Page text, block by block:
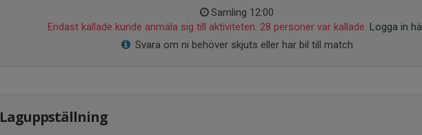
Samling 12:00
Endast kallade kunde anmäla sig till aktiviteten. 28 personer var kallade. Logga in
Svara om ni behöver skjuts eller har bil till match
Laguppställning